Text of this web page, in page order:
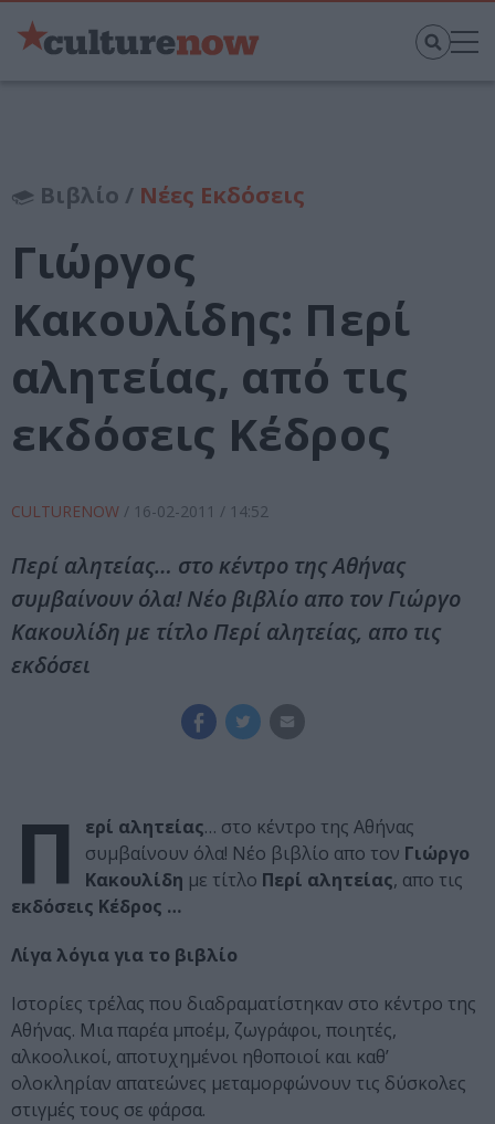
Βιβλίο / Νέες Εκδόσεις
Γιώργος
Κακουλίδης: Περί
αλητείας, από τις
εκδόσεις Κέδρος
CULTURENOW / 16-02-2011 / 14:52
Περί αλητείας… στο κέντρο της Αθήνας
συμβαίνουν όλα! Νέο βιβλίο απο τον Γιώργο
Κακουλίδη με τίτλο Περί αλητείας, απο τις
εκδόσει
Π ερί αλητείας… στο κέντρο της Αθήνας
συμβαίνουν όλα! Νέο βιβλίο απο τον Γιώργο
Κακουλίδη με τίτλο Περί αλητείας, απο τις
εκδόσεις Κέδρος …
Λίγα λόγια για το βιβλίο
Ιστορίες τρέλας που διαδραματίστηκαν στο κέντρο της
Αθήνας. Μια παρέα μποέμ, ζωγράφοι, ποιητές,
αλκοολικοί, αποτυχημένοι ηθοποιοί και καθ’
ολοκληρίαν απατεώνες μεταμορφώνουν τις δύσκολες
στιγμές τους σε φάρσα.